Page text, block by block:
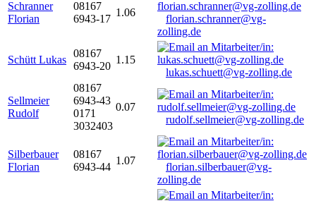
Schranner
Florian
08167
6943-17
1.06
florian.schranner@vg-
zolling.de
Schütt Lukas
08167
6943-20
1.15
lukas.schuett@vg-zolling.de
Sellmeier
Rudolf
08167
6943-43
0171
3032403
0.07
rudolf.sellmeier@vg-zolling.de
Silberbauer
Florian
08167
6943-44
1.07
florian.silberbauer@vg-
zolling.de